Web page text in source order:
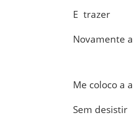
E trazer
Novamente
Me coloco a
Sem desistir